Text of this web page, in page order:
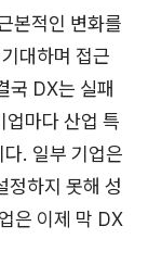
본적인 변화를
대하며 접근
국 DX는 실패
마다 산업 특
. 일부 기업은
정하지 못해 성
은 이제 막 DX